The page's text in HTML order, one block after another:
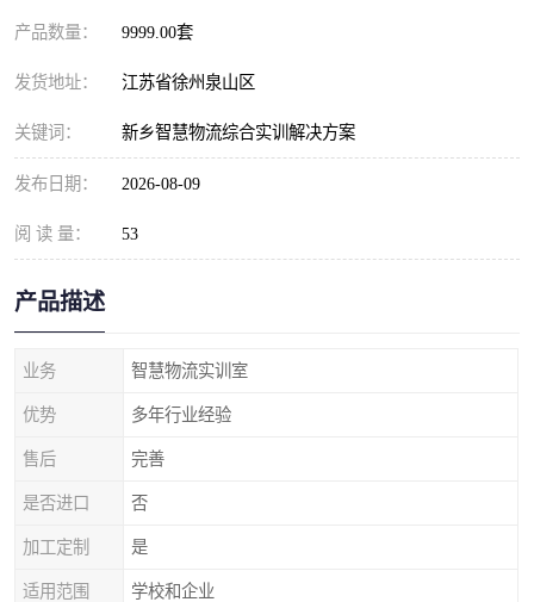
产品数量： 9999.00套
发货地址： 江苏省徐州泉山区
关键词： 新乡智慧物流综合实训解决方案
发布日期： 2026-08-09
阅 读 量： 53
产品描述
业务 智慧物流实训室
优势 多年行业经验
售后 完善
是否进口 否
加工定制 是
适用范围 学校和企业